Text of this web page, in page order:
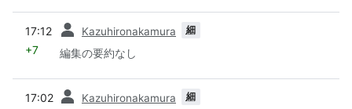
17:12 Kazuhironakamura 細
+7 編集の要約なし
17:02 Kazuhironakamura 細